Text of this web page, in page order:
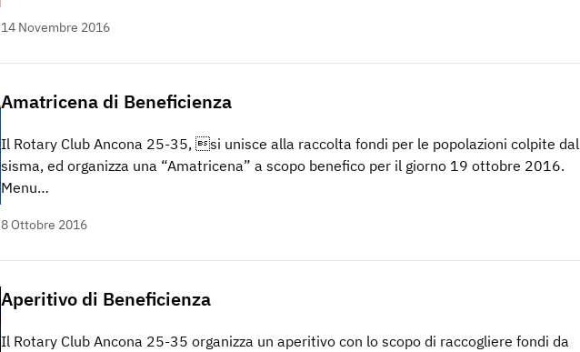
14 Novembre 2016
Amatricena di Beneficienza
Il Rotary Club Ancona 25-35, si unisce alla raccolta fondi per le popolazioni colpite dal
sisma, ed organizza una “Amatricena” a scopo benefico per il giorno 19 ottobre 2016.
Menu…
8 Ottobre 2016
Aperitivo di Beneficienza
Il Rotary Club Ancona 25-35 organizza un aperitivo con lo scopo di raccogliere fondi da